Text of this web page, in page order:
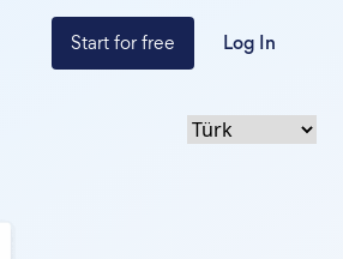
Start for free Log In